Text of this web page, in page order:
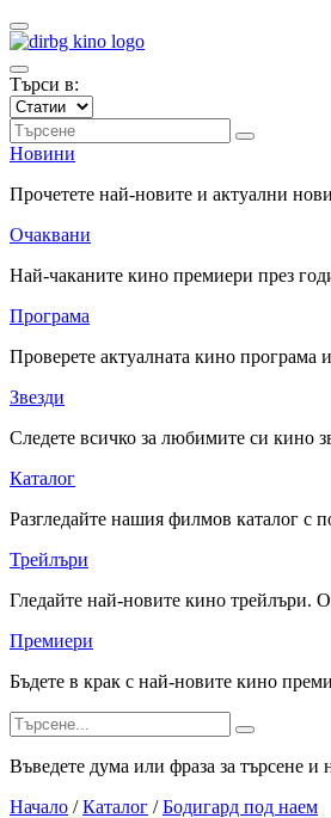
Търси в:
Новини
Прочетете най-новите и актуални
Очаквани
Най-чаканите кино премиери през
Програма
Проверете актуалната кино
Звезди
Следете всичко за любимите си кино
Каталог
Разгледайте нашия филмов каталог с
Трейлъри
Гледайте най-новите кино трейлъри.
Премиери
Бъдете в крак с най-новите кино
Въведете дума или фраза за търсене и
Начало / Каталог / Бодигард под наем